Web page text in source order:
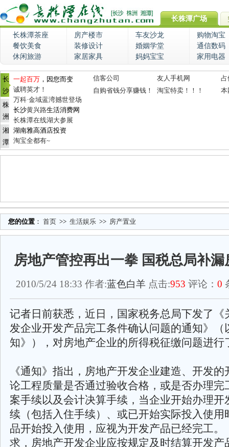
长株潭广场
长株潭茶座 房产楼市 车友沙龙
购物淘宝
餐饮美食
装修设计 婚姻学堂
通信数码
休闲旅游
家居家具 妈妈宝宝 家用电器
长
沙
株
洲
湘
潭
一起百万 ，因您而变
诚聘英才！
万科·金域蓝湾撼世登场
长沙黄兴路生活消费网
长株潭在线湖大参展
湖南雅高酒店投资
淘宝全都有~
信客公司 友人手机网
占
自购省钱分享赚钱！
淘宝特卖！！！ 本
您的位置 ： 首页 >> 生活娱乐 >> 房产置业
房地产管控再出一拳 国税总局补漏
2010/5/24 18:33 作者:蓝色白羊 点击:953 评论： 0
记者日前获悉，近日，国家税务总局下发了《
发企业开发产品完工条件确认问题的通知》（
知》），对房地产企业的所得税征缴问题进行
《通知》指出，房地产开发企业建造、开发
论工程质量是否通过验收合格，或是否办理完
案手续以及会计决算手续，当企业开始办理开
续（包括入住手续）、或已开始实际投入使用
品开始投入使用，应视为开发产品已经完工。
求，房地产开发企业应按规定及时结算开发产